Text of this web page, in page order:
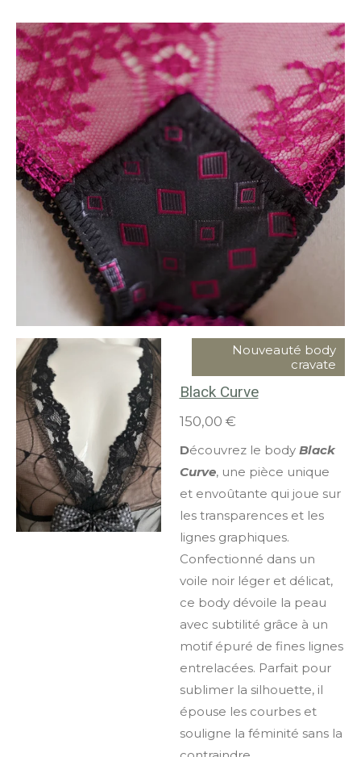
Nouveauté body
cravate
Black Curve
150,00 €
Découvrez le bodyBlack
Curve, une pièce unique
et envoûtante qui joue sur
les transparences et les
lignes graphiques.
Confectionné dans un
voile noir léger et délicat,
ce body dévoile la peau
avec subtilité grâce à un
motif épuré de fines lignes
entrelacées. Parfait pour
sublimer la silhouette, il
épouse les courbes et
souligne la féminité sans la